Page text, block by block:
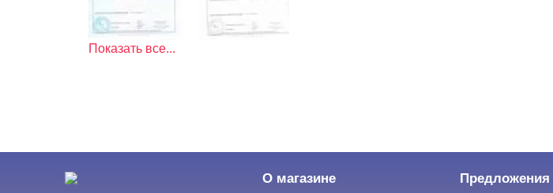
Показать все...
О магазине Предложения